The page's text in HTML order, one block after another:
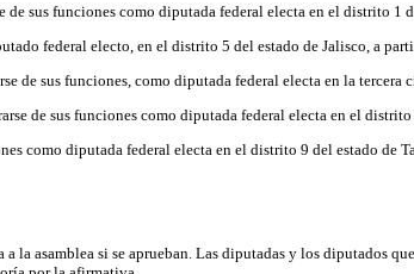
sus funciones como diputada federal electa en el distrito 1
federal electo, en el distrito 5 del estado de Jalisco, a
de sus funciones, como diputada federal electa en la
de sus funciones como diputada federal electa en el
como diputada federal electa en el distrito 9 del estado de
la asamblea si se aprueban. Las diputadas y los diputados